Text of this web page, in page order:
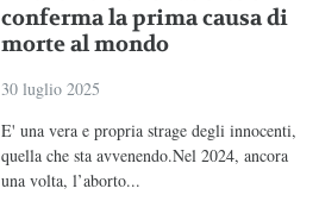
conferma la prima causa di
morte al mondo
30 luglio 2025
E' una vera e propria strage degli innocenti,
quella che sta avvenendo.Nel 2024, ancora
una volta, l’aborto...